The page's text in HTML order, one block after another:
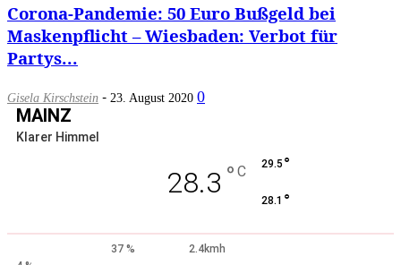
Corona-Pandemie: 50 Euro Bußgeld bei
Maskenpflicht – Wiesbaden: Verbot für
Partys...
Gisela Kirschstein - 23. August 2020 0
MAINZ
Klarer Himmel
28.3 ° C 29.5 °
28.1 °
37 %
2.4kmh